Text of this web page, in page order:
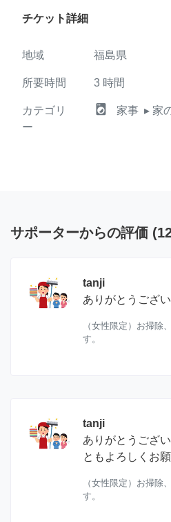
チケット詳細
地域 福島県
所要時間 3 時間
カテゴリ
ー
local_laundry_service 家事 ▸ 家
サポーターからの評価 (
tanji
ありがとうござい
（女性限定）お掃除
す。
tanji
ありがとうござ
ともよろしくお願
（女性限定）お掃除
す。